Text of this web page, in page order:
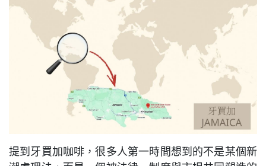
提到牙買加咖啡，很多人第一時間想到的不是某個新